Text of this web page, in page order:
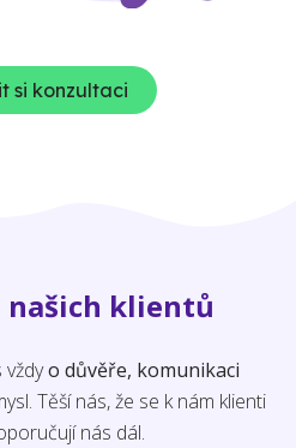
si konzultaci
našich klientů
vždyo důvěře, komunikaci
Těší nás, že se k nám klienti
nás dál.